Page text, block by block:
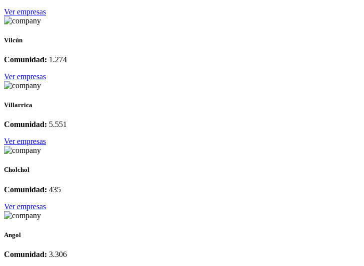
Ver empresas
Vilcún
Comunidad: 1.274
Ver empresas
Villarrica
Comunidad: 5.551
Ver empresas
Cholchol
Comunidad: 435
Ver empresas
Angol
Comunidad: 3.306